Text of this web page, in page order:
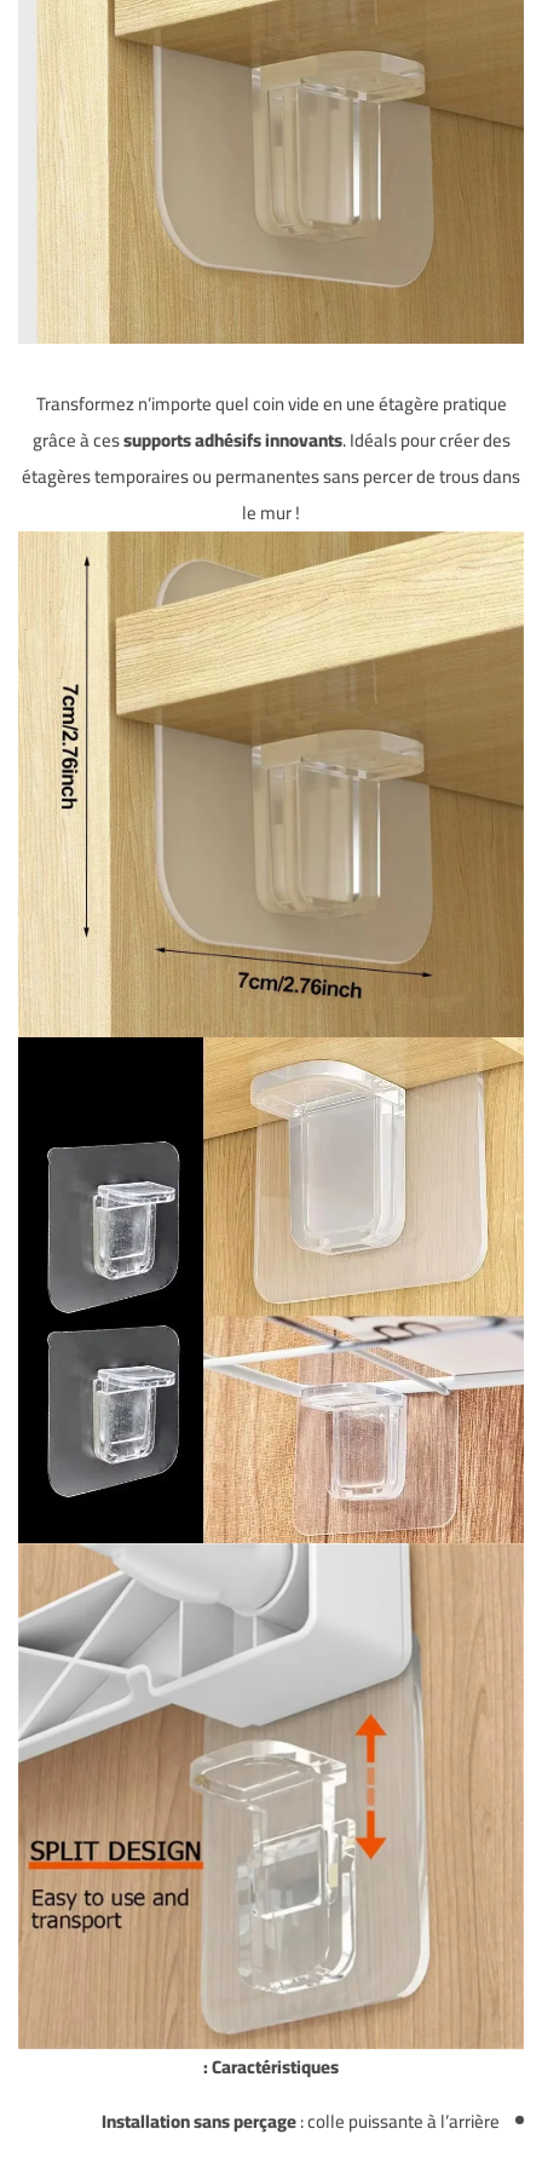
Transformez n’importe quel coin vide en une étagère pratique
grâce à cessupports adhésifs innovants. Idéals pour créer des
étagères temporaires ou permanentes sans percer de trous dans
le mur !
Caractéristiques :
Installation sans perçage: colle puissante à l’arrière